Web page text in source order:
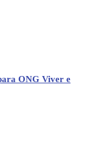
ONG Viver e